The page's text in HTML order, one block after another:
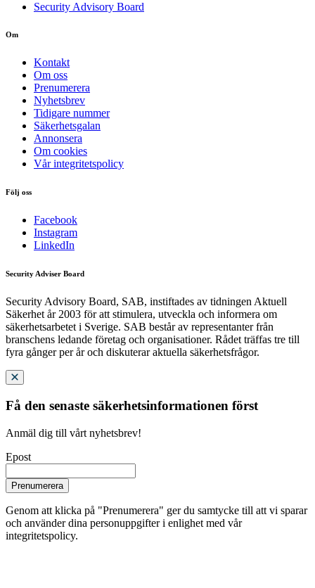
Security Advisory Board
Om
Kontakt
Om oss
Prenumerera
Nyhetsbrev
Tidigare nummer
Säkerhetsgalan
Annonsera
Om cookies
Vår integritetspolicy
Följ oss
Facebook
Instagram
LinkedIn
Security Adviser Board
Security Advisory Board, SAB, instiftades av tidningen Aktuell
Säkerhet år 2003 för att stimulera, utveckla och informera om
säkerhetsarbetet i Sverige. SAB består av representanter från
branschens ledande företag och organisationer. Rådet träffas tre till
fyra gånger per år och diskuterar aktuella säkerhetsfrågor.
Få den senaste säkerhetsinformationen först
Anmäl dig till vårt nyhetsbrev!
Epost
Prenumerera
Genom att klicka på "Prenumerera" ger du samtycke till att vi sparar
och använder dina personuppgifter i enlighet med vår
integritetspolicy.